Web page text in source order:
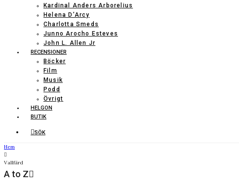
Kardinal Anders Arborelius
Helena D’Arcy
Charlotta Smeds
Junno Arocho Esteves
John L. Allen Jr
RECENSIONER
Böcker
Film
Musik
Podd
Övrigt
HELGON
BUTIK
SÖK
Hem
Vallfärd
A to Z